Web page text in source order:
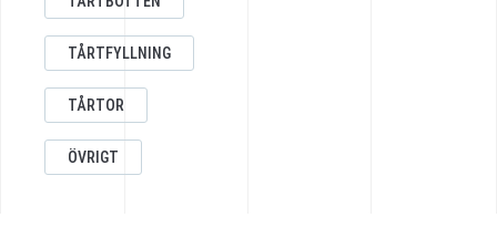
TÅRTFYLLNING
TÅRTOR
ÖVRIGT